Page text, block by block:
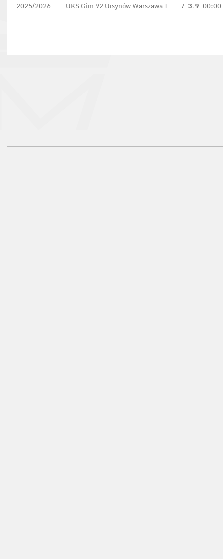
2025/2026 UKS Gim 92 Ursynów Warszawa I 7 3.9 00:00